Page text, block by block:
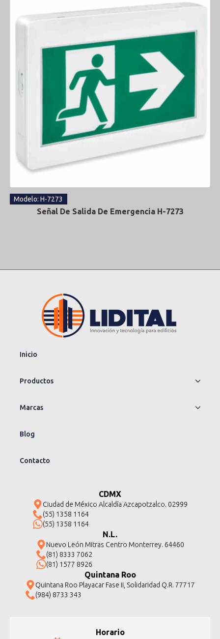
Modelo: H-7273
Señal De Salida De Emergencia H-7273
Inicio
Productos
Marcas
Blog
Contacto
CDMX
Ciudad de México Alcaldía Azcapotzalco. 02999
(55) 1358 1164
(55) 1358 1164
N.L.
Nuevo León Mitras Centro Monterrey. 64460
(81) 8333 7062
(81) 1577 8926
Quintana Roo
Quintana Roo Playacar Fase II, Solidaridad Q.R. 77717
(984) 8733 343
Horario